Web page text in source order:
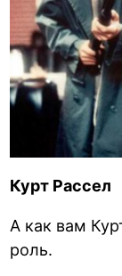
Курт Рассел
А как вам
роль.